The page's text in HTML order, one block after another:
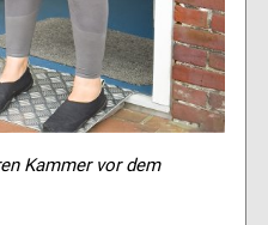
Kammer vor dem